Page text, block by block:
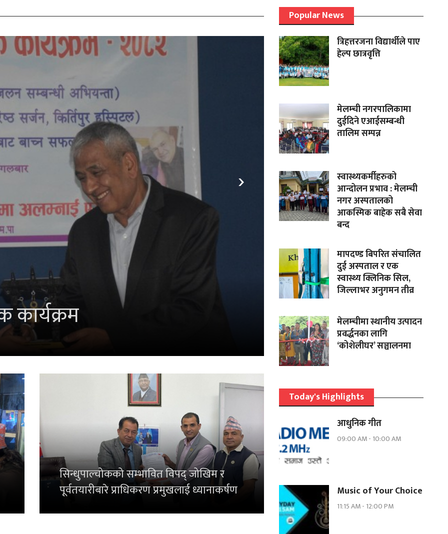
वडाध्यक्षकप रनिङ शिल्ड
›
सिन्धुपाल्चोकको सम्भावित विपद् जोखिम र
पूर्वतयारीबारे प्राधिकरण प्रमुखलाई ध्यानाकर्षण
Popular News
त्रिहत्तरजना विद्यार्थीले पाए
हेल्प छात्रवृत्ति
मेलम्ची नगरपालिकामा
दुईदिने एआईसम्बन्धी
तालिम सम्पन्न
स्वास्थ्यकर्मीहरुको
आन्दोलन प्रभाव : मेलम्ची
नगर अस्पतालको
आकस्मिक बाहेक सबै सेवा
बन्द
मापदण्ड बिपरित संचालित
दुई अस्पताल र एक
स्वास्थ्य क्लिनिक सिल,
जिल्लाभर अनुगमन तीव्र
मेलम्चीमा स्थानीय उत्पादन
प्रवर्द्धनका लागि
‘कोशेलीघर’ सञ्चालनमा
Today's Highlights
आधुनिक गीत
09:00 AM- 10:00 AM
Music of Your Choice
11:15 AM- 12:00 PM